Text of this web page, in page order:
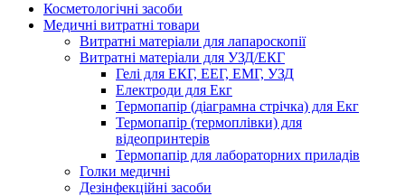
Косметологічні засоби
Медичні витратні товари
Витратні матеріали для лапароскопії
Витратні матеріали для УЗД/ЕКГ
Гелі для ЕКГ, ЕЕГ, ЕМГ, УЗД
Електроди для Екг
Термопапір (діаграмна стрічка) для Екг
Термопапір (термоплівки) для
відеопринтерів
Термопапір для лабораторних приладів
Голки медичні
Дезінфекційні засоби